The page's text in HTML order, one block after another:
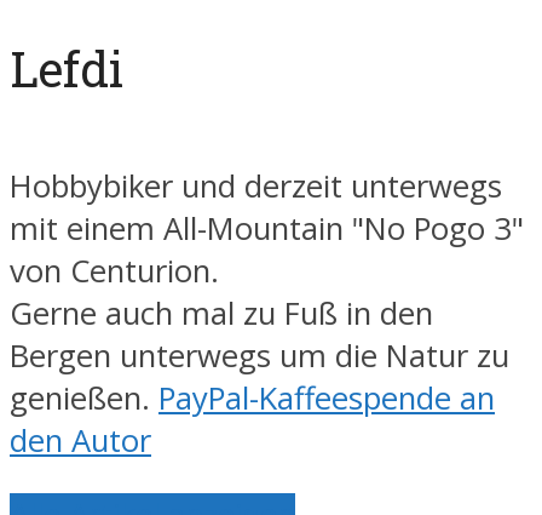
Lefdi
Hobbybiker und derzeit unterwegs
mit einem All-Mountain "No Pogo 3"
von Centurion.
Gerne auch mal zu Fuß in den
Bergen unterwegs um die Natur zu
genießen. PayPal-Kaffeespende an
den Autor